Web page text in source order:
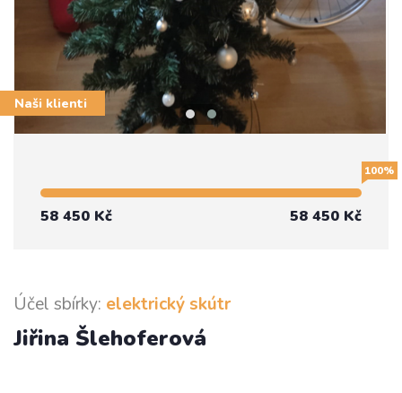
Naši klienti
100%
58 450 Kč 58 450 Kč
Účel sbírky: elektrický skútr
Jiřina Šlehoferová